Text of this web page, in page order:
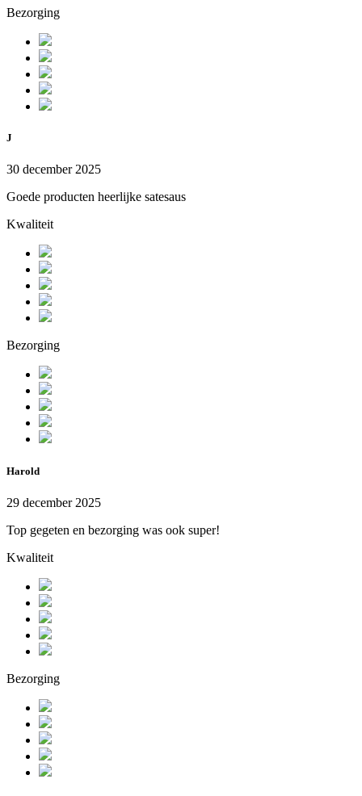
Bezorging
J
30 december 2025
Goede producten heerlijke satesaus
Kwaliteit
Bezorging
Harold
29 december 2025
Top gegeten en bezorging was ook super!
Kwaliteit
Bezorging